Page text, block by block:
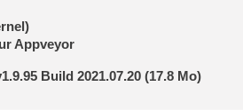
Appveyor
Build 2021.07.20 (17.8 Mo)